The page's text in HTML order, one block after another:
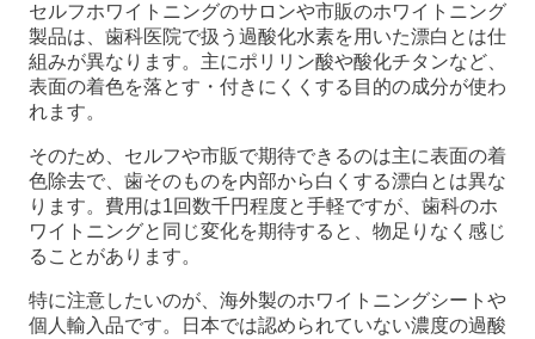
セルフホワイトニングのサロンや市販のホワイトニング
製品は、歯科医院で扱う過酸化水素を用いた漂白とは仕
組みが異なります。主にポリリン酸や酸化チタンなど、
表面の着色を落とす・付きにくくする目的の成分が使わ
れます。
そのため、セルフや市販で期待できるのは主に表面の着
色除去で、歯そのものを内部から白くする漂白とは異な
ります。費用は1回数千円程度と手軽ですが、歯科のホ
ワイトニングと同じ変化を期待すると、物足りなく感じ
ることがあります。
特に注意したいのが、海外製のホワイトニングシートや
個人輸入品です。日本では認められていない濃度の過酸